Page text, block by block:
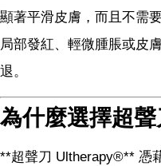
顯著平滑皮膚，而且不需
局部發紅、輕微腫脹或皮
退。
為什麼選擇超
**超聲刀 Ultherapy®** 憑